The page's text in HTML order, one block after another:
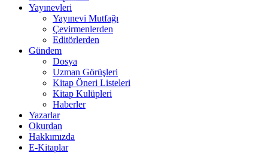
Yayınevleri
Yayınevi Mutfağı
Çevirmenlerden
Editörlerden
Gündem
Dosya
Uzman Görüşleri
Kitap Öneri Listeleri
Kitap Kulüpleri
Haberler
Yazarlar
Okurdan
Hakkımızda
E-Kitaplar